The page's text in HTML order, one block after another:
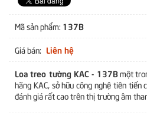
Mã sản phẩm: 137B
Giá bán: Liên hệ
Loa treo tường KAC - 137Bmột
hãng KAC, sở hữu công nghệ tiên tiến
đánh giá rất cao trên thị trường âm